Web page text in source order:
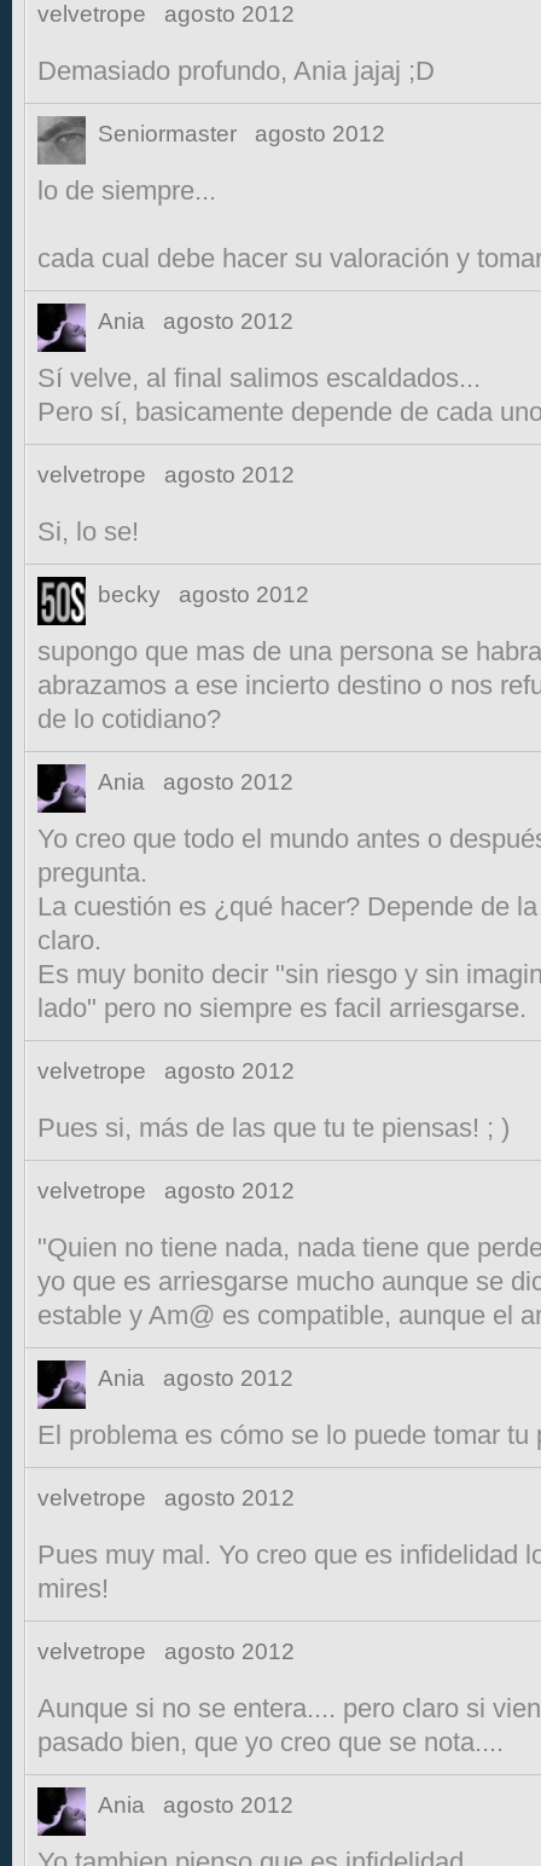
velvetrope agosto 2012
Demasiado profundo, Ania jajaj ;D
Seniormaster agosto 2012
lo de siempre...
cada cual debe hacer su valoración y
Ania agosto 2012
Sí velve, al final salimos escaldados...
Pero sí, basicamente depende de cada
velvetrope agosto 2012
Si, lo se!
becky agosto 2012
supongo que mas de una persona se
abrazamos a ese incierto destino o nos
de lo cotidiano?
Ania agosto 2012
Yo creo que todo el mundo antes o
pregunta.
La cuestión es ¿qué hacer? Depende de
claro.
Es muy bonito decir "sin riesgo y sin
lado" pero no siempre es facil arriesgarse.
velvetrope agosto 2012
Pues si, más de las que tu te piensas! ; )
velvetrope agosto 2012
"Quien no tiene nada, nada tiene que
yo que es arriesgarse mucho aunque se
estable y Am@ es compatible, aunque el
Ania agosto 2012
El problema es cómo se lo puede tomar tu
velvetrope agosto 2012
Pues muy mal. Yo creo que es infidelidad
mires!
velvetrope agosto 2012
Aunque si no se entera.... pero claro si
pasado bien, que yo creo que se nota....
Ania agosto 2012